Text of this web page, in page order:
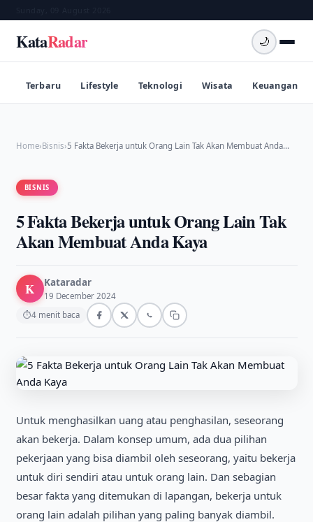
KataRadar 🌙
Terbaru Lifestyle Teknologi Wisata Keuangan
Home›Bisnis›5 Fakta Bekerja untuk Orang Lain Tak Akan Membuat Anda…
BISNIS
5 Fakta Bekerja untuk Orang Lain Tak
Akan Membuat Anda Kaya
K Kataradar
19 December 2024
⏱4 menit baca
Untuk menghasilkan uang atau penghasilan, seseorang
akan bekerja. Dalam konsep umum, ada dua pilihan
pekerjaan yang bisa diambil oleh seseorang, yaitu bekerja
untuk diri sendiri atau untuk orang lain. Dan sebagian
besar fakta yang ditemukan di lapangan, bekerja untuk
orang lain adalah pilihan yang paling banyak diambil.